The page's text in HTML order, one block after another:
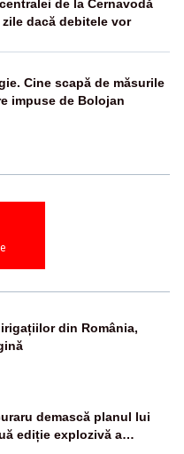
de la Cernavodă
dacă debitele vor
Cine scapă de măsurile
impuse de Bolojan
din România,
demască planul lui
ediție explozivă a